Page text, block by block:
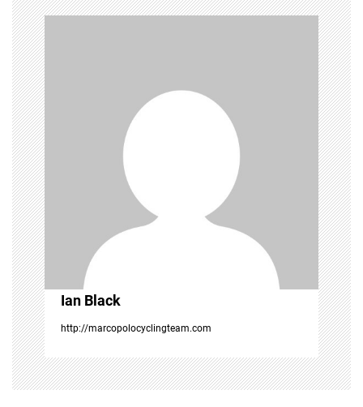
a
v
i
g
a
t
i
o
n
Ian Black
http://marcopolocyclingteam.com